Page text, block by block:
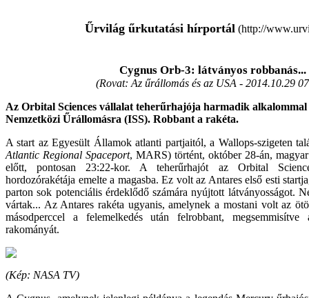
Űrvilág űrkutatási hírportál (http://
Cygnus Orb-3: látványos robbanás...
(Rovat: Az űrállomás és az USA - 2014.10.29
Az Orbital Sciences vállalat teherűrhajója harmadik
Nemzetközi Űrállomásra (ISS). Robbant a rakéta.
A start az Egyesült Államok atlanti partjaitól, a Wallops-szigeten
Atlantic Regional Spaceport, MARS) történt, október 28-án,
előtt, pontosan 23:22-kor. A teherűrhajót az Orbital
hordozórakétája emelte a magasba. Ez volt az Antares első esti
parton sok potenciális érdeklődő számára nyújtott látványosságot.
vártak... Az Antares rakéta ugyanis, amelynek a mostani volt az
másodperccel a felemelkedés után felrobbant,
rakományát.
(Kép: NASA TV)